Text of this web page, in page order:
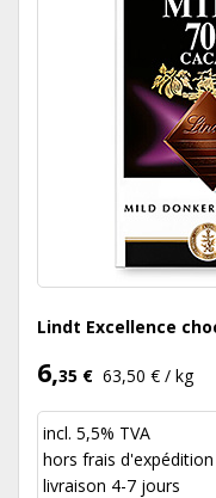
Lindt Excellence
6,35 € 63,50 € / kg
incl. 5,5% TVA
hors frais d'expédition
livraison 4-7 jours